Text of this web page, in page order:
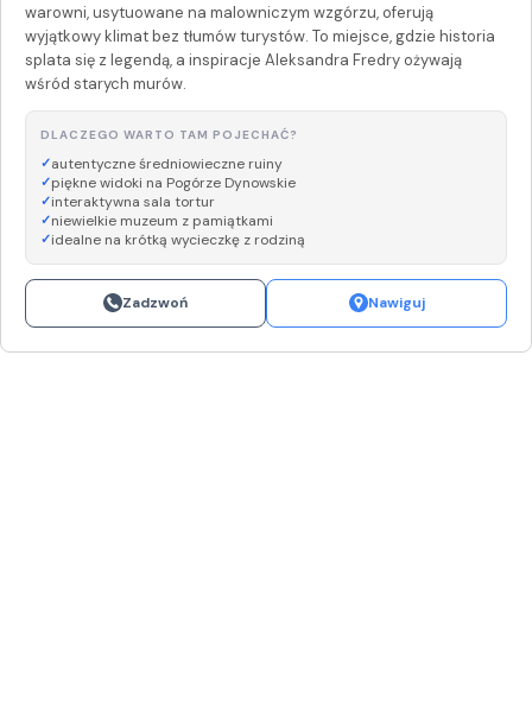
warowni, usytuowane na malowniczym wzgórzu, oferują
wyjątkowy klimat bez tłumów turystów. To miejsce, gdzie historia
splata się z legendą, a inspiracje Aleksandra Fredry ożywają
wśród starych murów.
DLACZEGO WARTO TAM POJECHAĆ?
autentyczne średniowieczne ruiny
piękne widoki na Pogórze Dynowskie
interaktywna sala tortur
niewielkie muzeum z pamiątkami
idealne na krótką wycieczkę z rodziną
Zadzwoń Nawiguj